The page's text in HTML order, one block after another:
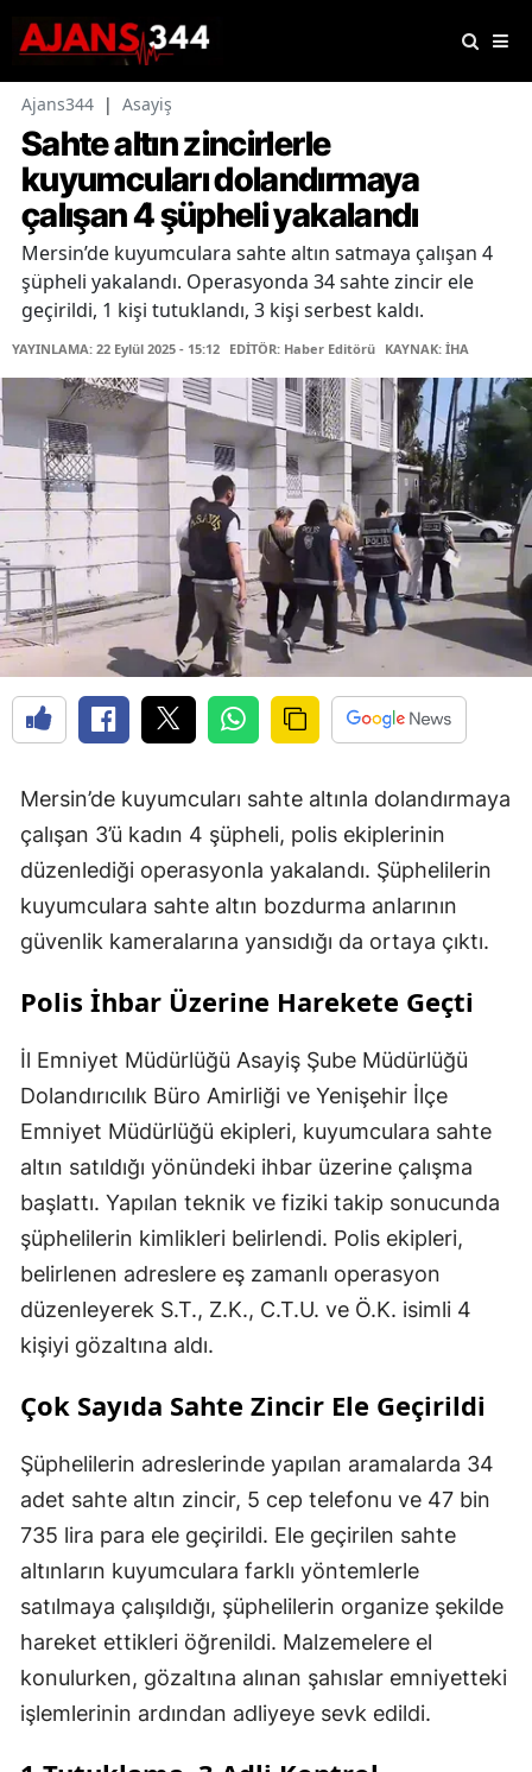
Ajans344 | Asayiş
Sahte altın zincirlerle
kuyumcuları dolandırmaya
çalışan 4 şüpheli yakalandı
Mersin’de kuyumculara sahte altın satmaya çalışan 4
şüpheli yakalandı. Operasyonda 34 sahte zincir ele
geçirildi, 1 kişi tutuklandı, 3 kişi serbest kaldı.
YAYINLAMA: 22 Eylül 2025 - 15:12 EDİTÖR: Haber Editörü KAYNAK: İHA
Mersin’de kuyumcuları sahte altınla dolandırmaya
çalışan 3’ü kadın 4 şüpheli, polis ekiplerinin
düzenlediği operasyonla yakalandı. Şüphelilerin
kuyumculara sahte altın bozdurma anlarının
güvenlik kameralarına yansıdığı da ortaya çıktı.
Polis İhbar Üzerine Harekete Geçti
İl Emniyet Müdürlüğü Asayiş Şube Müdürlüğü
Dolandırıcılık Büro Amirliği ve Yenişehir İlçe
Emniyet Müdürlüğü ekipleri, kuyumculara sahte
altın satıldığı yönündeki ihbar üzerine çalışma
başlattı. Yapılan teknik ve fiziki takip sonucunda
şüphelilerin kimlikleri belirlendi. Polis ekipleri,
belirlenen adreslere eş zamanlı operasyon
düzenleyerek S.T., Z.K., C.T.U. ve Ö.K. isimli 4
kişiyi gözaltına aldı.
Çok Sayıda Sahte Zincir Ele Geçirildi
Şüphelilerin adreslerinde yapılan aramalarda 34
adet sahte altın zincir, 5 cep telefonu ve 47 bin
735 lira para ele geçirildi. Ele geçirilen sahte
altınların kuyumculara farklı yöntemlerle
satılmaya çalışıldığı, şüphelilerin organize şekilde
hareket ettikleri öğrenildi. Malzemelere el
konulurken, gözaltına alınan şahıslar emniyetteki
işlemlerinin ardından adliyeye sevk edildi.